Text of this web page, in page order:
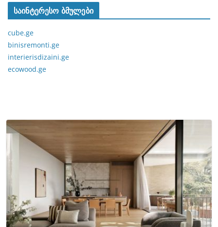
საინტერესო ბმულები
cube.ge
binisremonti.ge
interierisdizaini.ge
ecowood.ge